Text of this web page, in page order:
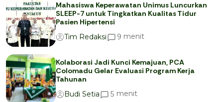
Mahasiswa Keperawatan Unimus Luncurkan
SLEEP-7 untuk Tingkatkan Kualitas Tidur
Pasien Hipertensi
Tim Redaksi
9 menit
Kolaborasi Jadi Kunci Kemajuan, PCA
Colomadu Gelar Evaluasi Program Kerja
Tahunan
Budi Setia
5 menit